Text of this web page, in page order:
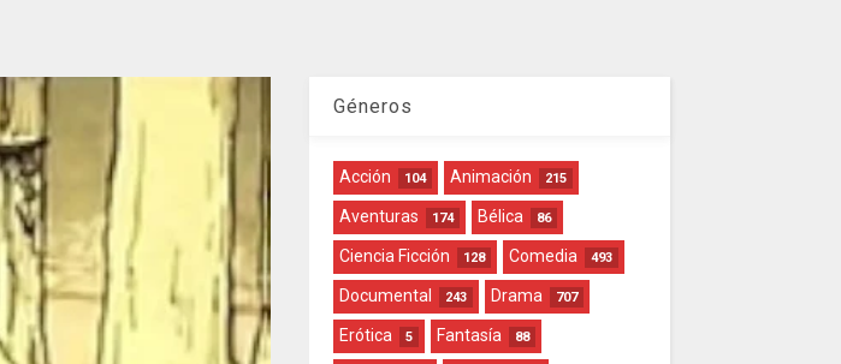
Géneros
Acción 104 Animación 215
Aventuras 174 Bélica 86
Ciencia Ficción 128 Comedia 493
Documental 243 Drama 707
Erótica 5 Fantasía 88